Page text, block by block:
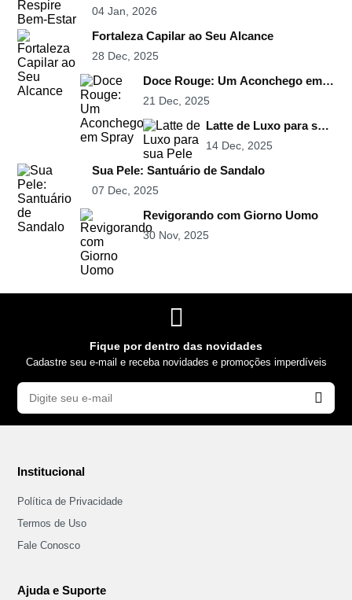
04 Jan, 2026
Fortaleza Capilar ao Seu Alcance
28 Dec, 2025
Doce Rouge: Um Aconchego em
Spray
21 Dec, 2025
Latte de Luxo para sua
Pele
14 Dec, 2025
Sua Pele: Santuário de Sandalo
07 Dec, 2025
Revigorando com Giorno Uomo
30 Nov, 2025
Fique por dentro das novidades
Cadastre seu e-mail e receba novidades e promoções imperdíveis
Institucional
Política de Privacidade
Termos de Uso
Fale Conosco
Ajuda e Suporte